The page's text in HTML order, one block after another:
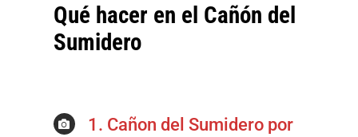
Qué hacer en el Cañón del
Sumidero
1. Cañon del Sumidero por